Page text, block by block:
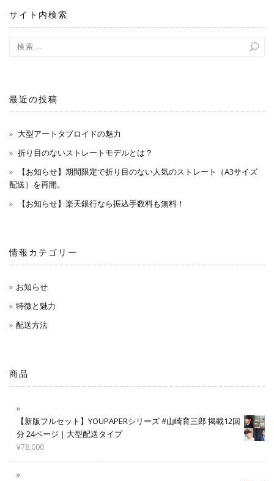
ョ
ン
サイト内検索
最近の投稿
大型アートタブロイドの魅力
折り目のないストレートモデルとは？
【お知らせ】期間限定で折り目のない人気のストレート（A3サイズ
配送）を再開。
【お知らせ】楽天銀行なら振込手数料も無料！
情報カテゴリー
お知らせ
特徴と魅力
配送方法
商品
【新版フルセット】YOUPAPERシリーズ #山崎育三郎 掲載12回
分 24ページ｜大型配送タイプ
¥78,000